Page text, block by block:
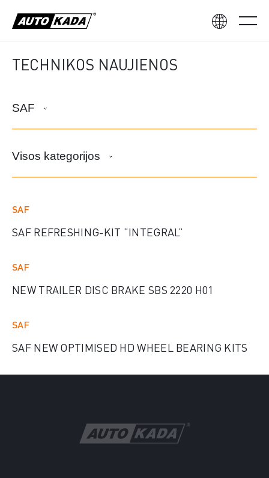
TECHNIKOS NAUJIENOS
SAF
Visos kategorijos
SAF
SAF REFRESHING-KIT “INTEGRAL”
SAF
NEW TRAILER DISC BRAKE SBS 2220 H01
SAF
SAF NEW OPTIMISED HD WHEEL BEARING KITS